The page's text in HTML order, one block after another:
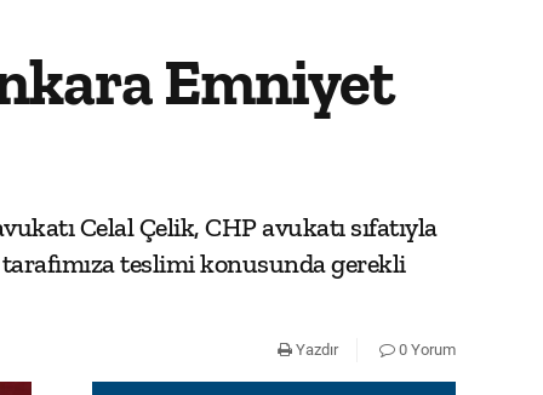
Emniyet
Celal Çelik, CHP avukatı sıfatıyla
teslimi konusunda gerekli
Yazdır 0 Yorum